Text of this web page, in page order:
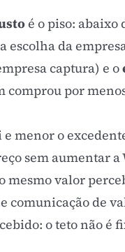
é o piso: abaixo
escolha da
captura) e o
comprou por
menor o
sem aumentar a
mesmovalor
comunicação de
: o teto não é